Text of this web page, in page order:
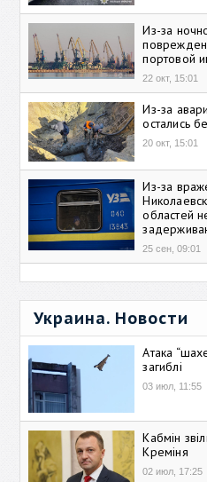
Из-за
портовой
22 окт, 15:01
Из-за
остались
20 окт, 15:01
Из-за
областей
25 сен, 09:01
Украина. Новости
Атака
загиблі
03 июл, 11:55
Кабмін
Креміня
02 июл, 17:25